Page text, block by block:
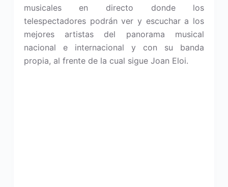
musicales en directo donde los
telespectadores podrán ver y escuchar a los
mejores artistas del panorama musical
nacional e internacional y con su banda
propia, al frente de la cual sigue Joan Eloi.